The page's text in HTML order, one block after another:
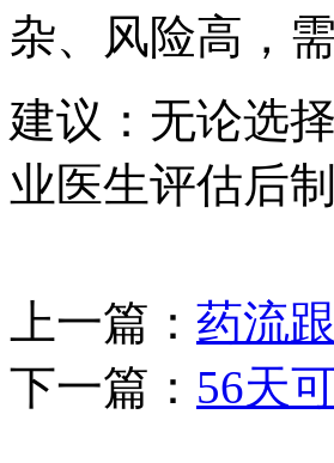
杂、风险高，
建议：无论选
业医生评估后
上一篇： 药流
下一篇： 56天